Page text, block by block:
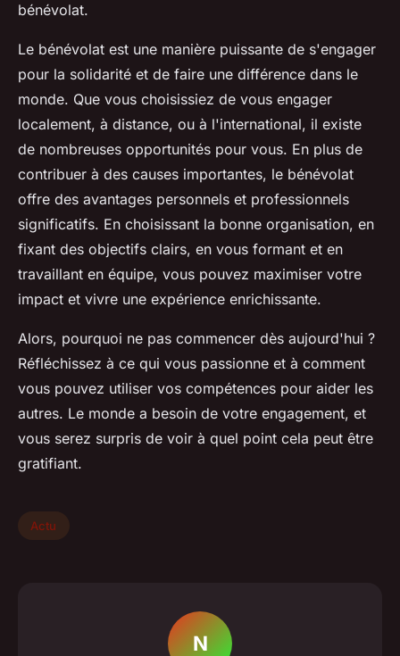
bénévolat.
Le bénévolat est une manière puissante de s'engager
pour la solidarité et de faire une différence dans le
monde. Que vous choisissiez de vous engager
localement, à distance, ou à l'international, il existe
de nombreuses opportunités pour vous. En plus de
contribuer à des causes importantes, le bénévolat
offre des avantages personnels et professionnels
significatifs. En choisissant la bonne organisation, en
fixant des objectifs clairs, en vous formant et en
travaillant en équipe, vous pouvez maximiser votre
impact et vivre une expérience enrichissante.
Alors, pourquoi ne pas commencer dès aujourd'hui ?
Réfléchissez à ce qui vous passionne et à comment
vous pouvez utiliser vos compétences pour aider les
autres. Le monde a besoin de votre engagement, et
vous serez surpris de voir à quel point cela peut être
gratifiant.
Actu
N